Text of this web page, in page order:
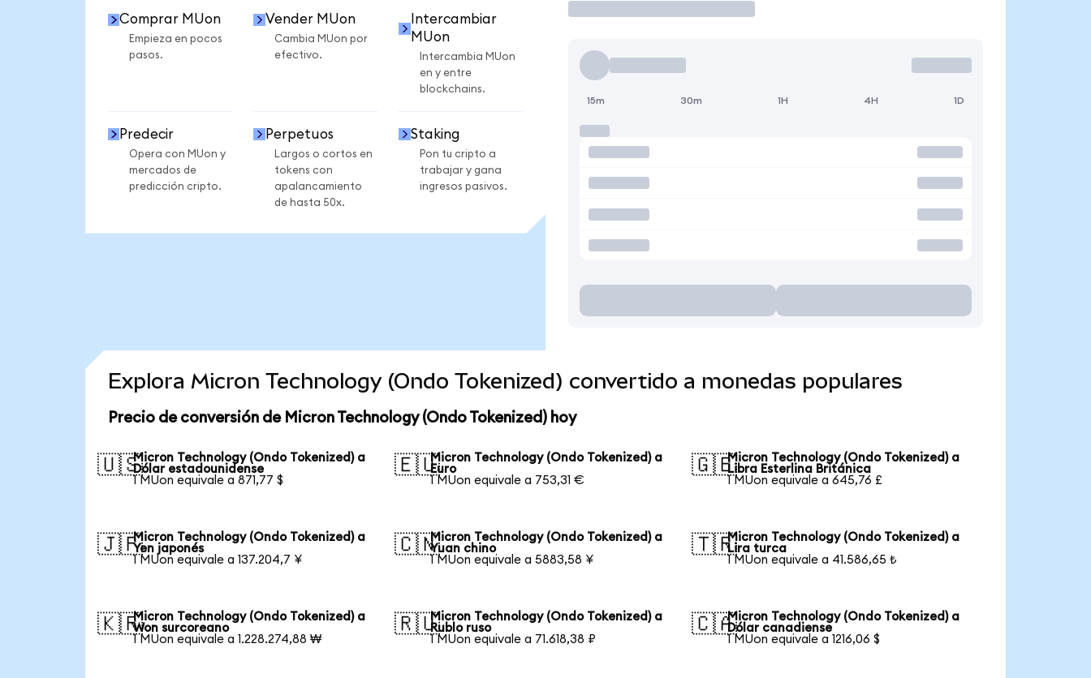
Comprar MUon
Empieza en pocos
pasos.
Vender MUon
Cambia MUon por
efectivo.
Intercambiar
MUon
Intercambia MUon
en y entre
blockchains.
Predecir
Opera con MUon y
mercados de
predicción cripto.
Perpetuos
Largos o cortos en
tokens con
apalancamiento
de hasta 50x.
Staking
Pon tu cripto a
trabajar y gana
ingresos pasivos.
15m 30m 1H 4H 1D
Explora Micron Technology (Ondo Tokenized) convertido a monedas populares
Precio de conversión de Micron Technology (Ondo Tokenized) hoy
🇺🇸Micron Technology (Ondo Tokenized) a
Dólar estadounidense
1 MUon equivale a 871,77 $
🇪🇺Micron Technology (Ondo Tokenized) a
Euro
1 MUon equivale a 753,31 €
🇬🇧Micron Technology (Ondo Tokenized) a
Libra Esterlina Británica
1 MUon equivale a 645,76 £
🇯🇵Micron Technology (Ondo Tokenized) a
Yen japonés
1 MUon equivale a 137.204,7 ¥
🇨🇳Micron Technology (Ondo Tokenized) a
Yuan chino
1 MUon equivale a 5883,58 ¥
🇹🇷Micron Technology (Ondo Tokenized) a
Lira turca
1 MUon equivale a 41.586,65 ₺
🇰🇷Micron Technology (Ondo Tokenized) a
Won surcoreano
1 MUon equivale a 1.228.274,88 ₩
🇷🇺Micron Technology (Ondo Tokenized) a
Rublo ruso
1 MUon equivale a 71.618,38 ₽
🇨🇦Micron Technology (Ondo Tokenized) a
Dólar canadiense
1 MUon equivale a 1216,06 $